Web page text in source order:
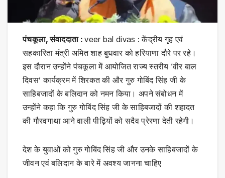
पंचकूला, संवाददाता :veer bal divas : केंद्रीय गृह एवं
सहकारिता मंत्री अमित शाह बुधवार को हरियाणा दौरे पर रहे।
इस दौरान उन्होंने पंचकूला में आयोजित राज्य स्तरीय ‘वीर बाल
दिवस’ कार्यक्रम में शिरकत की और गुरु गोबिंद सिंह जी के
साहिबजादों के बलिदान को नमन किया। अपने संबोधन में
उन्होंने कहा कि गुरु गोबिंद सिंह जी के साहिबजादों की शहादत
की गौरवगाथा आने वाली पीढ़ियों को सदैव प्रेरणा देती रहेगी।
देश के युवाओं को गुरु गोबिंद सिंह जी और उनके साहिबजादों के
जीवन एवं बलिदान के बारे में अवश्य जानना चाहिए